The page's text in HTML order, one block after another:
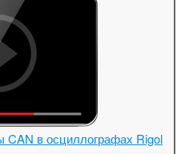
CAN в осциллографах Rigol